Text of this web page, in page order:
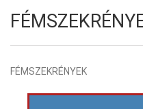
FÉMSZEKRÉNYEK